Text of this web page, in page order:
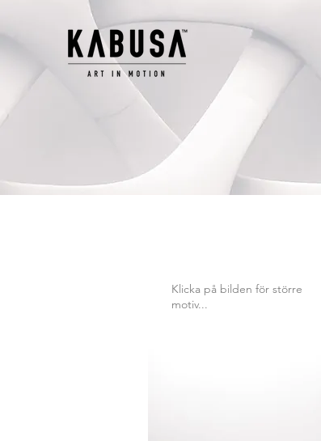
Klicka på bilden för större
motiv...